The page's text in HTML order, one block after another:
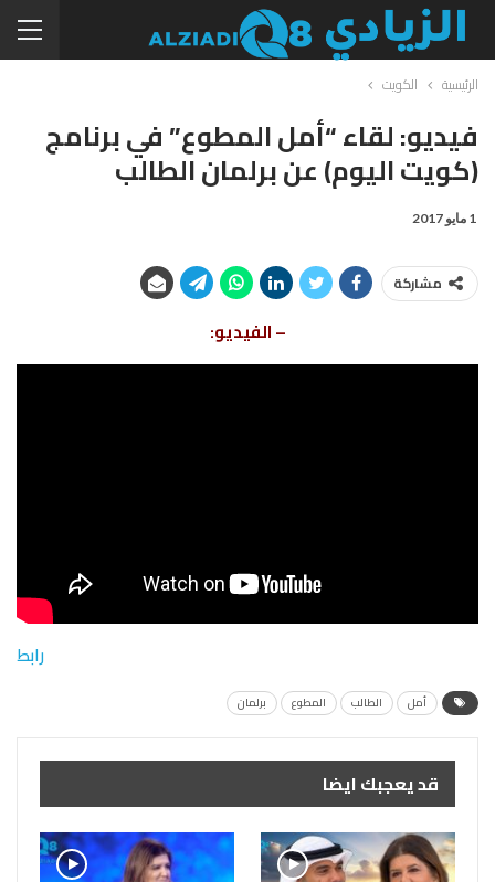
الرئيسية الكويت
فيديو: لقاء “أمل المطوع” في برنامج
(كويت اليوم) عن برلمان الطالب
1 مايو 2017
مشاركة
– الفيديو:
رابط
أمل الطالب المطوع برلمان
قد يعجبك ايضا